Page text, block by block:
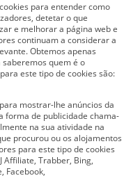
para entender como
detetar o que
e melhorar a página web e
continuam a considerar a
Obtemos apenas
quem é o
este tipo de cookies são:
mostrar-lhe anúncios da
forma de publicidade chama-
na sua atividade na
procurou ou os alojamentos
para este tipo de cookies
Affiliate, Trabber, Bing,
Facebook,